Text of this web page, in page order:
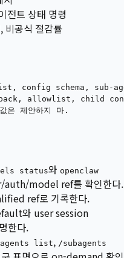
전트 상태 명령
비공식 절감률
config schema, sub-
allowlist, child
status와 openclaw
auth/model ref를 확인한다.
ref로 기록한다.
와 user session
한다.
list, /subagents